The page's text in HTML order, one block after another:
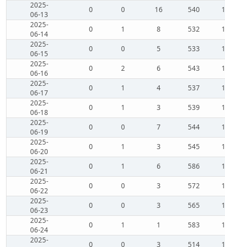
2025-
06-13
0 0 16 540
2025-
06-14
0 1 8 532
2025-
06-15
0 0 5 533
2025-
06-16
0 2 6 543
2025-
06-17
0 1 4 537
2025-
06-18
0 1 3 539
2025-
06-19
0 0 7 544
2025-
06-20
0 1 3 545
2025-
06-21
0 1 6 586
2025-
06-22
0 0 3 572
2025-
06-23
0 0 3 565
2025-
06-24
0 1 1 583
2025-
0 0 3 514